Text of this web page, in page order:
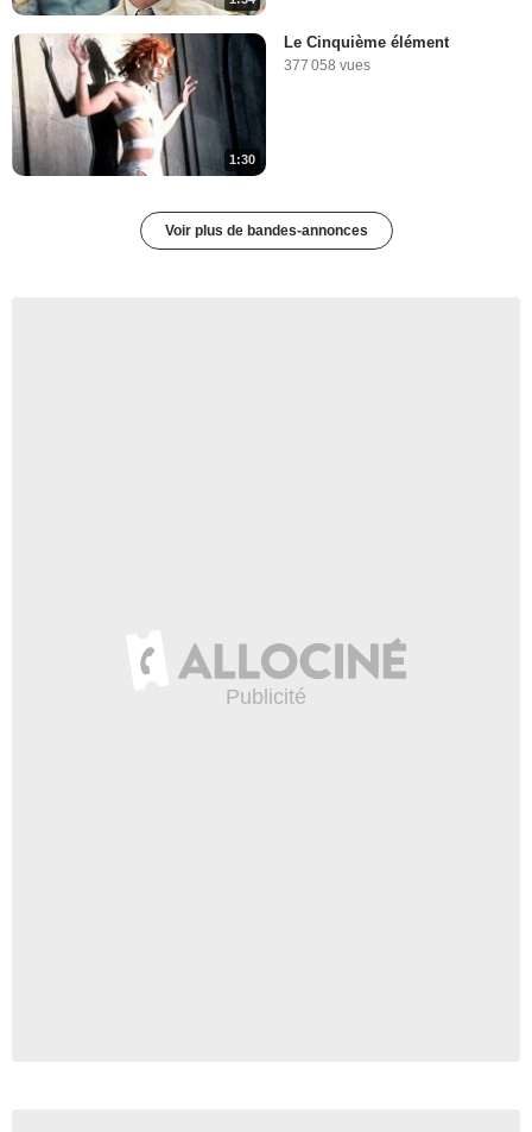
1:30
Le Cinquième élément
377 058 vues
Voir plus de bandes-annonces